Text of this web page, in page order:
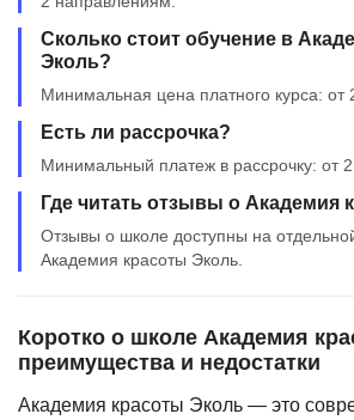
Сколько стоит обучение в
Эколь?
Минимальная цена платного курса: от
Есть ли рассрочка?
Минимальный платеж в рассрочку: от
Где читать отзывы о Академия
Отзывы о школе доступны на
Академия красоты Эколь.
Коротко о школе Академия
преимущества и недостатки
Академия красоты Эколь — это